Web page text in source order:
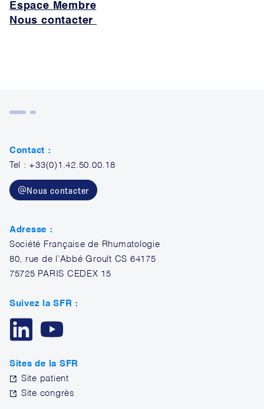
Espace Membre
Nous contacter
Contact :
Tel : +33(0)1.42.50.00.18
Nous contacter
Adresse :
Société Française de Rhumatologie
80, rue de l’Abbé Groult CS 64175
75725 PARIS CEDEX 15
Suivez la SFR :
Sites de la SFR
Site patient
Site congrès